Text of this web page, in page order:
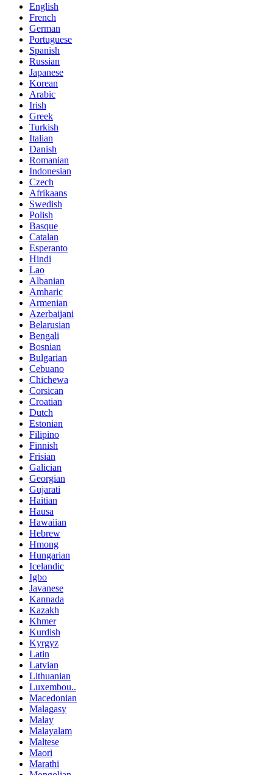
English
French
German
Portuguese
Spanish
Russian
Japanese
Korean
Arabic
Irish
Greek
Turkish
Italian
Danish
Romanian
Indonesian
Czech
Afrikaans
Swedish
Polish
Basque
Catalan
Esperanto
Hindi
Lao
Albanian
Amharic
Armenian
Azerbaijani
Belarusian
Bengali
Bosnian
Bulgarian
Cebuano
Chichewa
Corsican
Croatian
Dutch
Estonian
Filipino
Finnish
Frisian
Galician
Georgian
Gujarati
Haitian
Hausa
Hawaiian
Hebrew
Hmong
Hungarian
Icelandic
Igbo
Javanese
Kannada
Kazakh
Khmer
Kurdish
Kyrgyz
Latin
Latvian
Lithuanian
Luxembou..
Macedonian
Malagasy
Malay
Malayalam
Maltese
Maori
Marathi